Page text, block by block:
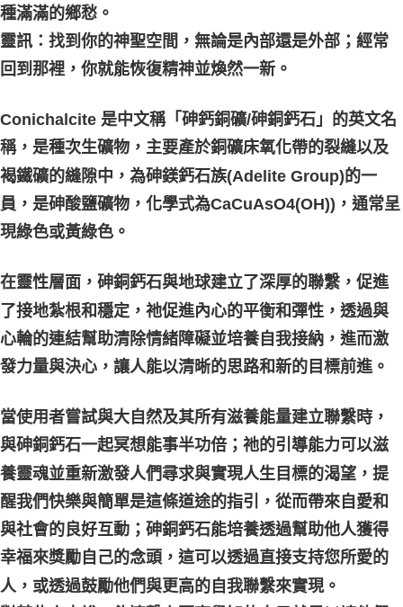
種滿滿的鄉愁。
靈訊：找到你的神聖空間，無論是內部還是外部；經常
回到那裡，你就能恢復精神並煥然一新。
Conichalcite 是中文稱「砷鈣銅礦/砷銅鈣石」的英文名
稱，是種次生礦物，主要產於銅礦床氧化帶的裂縫以及
褐鐵礦的縫隙中，為砷鎂鈣石族(Adelite Group)的一
員，是砷酸鹽礦物，化學式為CaCuAsO4(OH))，通常呈
現綠色或黃綠色。
在靈性層面，砷銅鈣石與地球建立了深厚的聯繫，促進
了接地紮根和穩定，祂促進內心的平衡和彈性，透過與
心輪的連結幫助清除情緒障礙並培養自我接納，進而激
發力量與決心，讓人能以清晰的思路和新的目標前進。
當使用者嘗試與大自然及其所有滋養能量建立聯繫時，
與砷銅鈣石一起冥想能事半功倍；祂的引導能力可以滋
養靈魂並重新激發人們尋求與實現人生目標的渴望，提
醒我們快樂與簡單是這條道途的指引，從而帶來自愛和
與社會的良好互動；砷銅鈣石能培養透過幫助他人獲得
幸福來獎勵自己的念頭，這可以透過直接支持您所愛的
人，或透過鼓勵他們與更高的自我聯繫來實現。